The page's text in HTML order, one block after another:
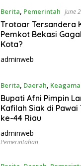
Berita, Pemerintah June
Trotoar Tersandera
Pemkot Bekasi
Kota?
adminweb
Berita, Daerah,
June 28, 2026
Bupati Afni Pimpin
Kafilah Siak di Pawai
ke-44 Riau
adminweb
Pemerintahan